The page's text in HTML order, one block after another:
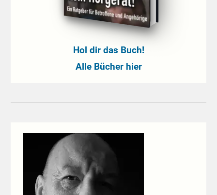
Hol dir das Buch!
Alle Bücher hier